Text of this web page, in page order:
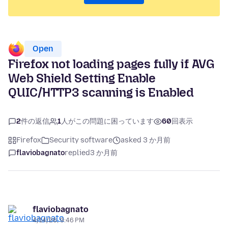
Open
Firefox not loading pages fully if AVG
Web Shield Setting Enable
QUIC/HTTP3 scanning is Enabled
2件の返信 1人がこの問題に困っています 60回表示
Firefox Security software
asked 3 か月前
flaviobagnatoreplied3 か月前
flaviobagnato
4/14/26, 9:46 PM